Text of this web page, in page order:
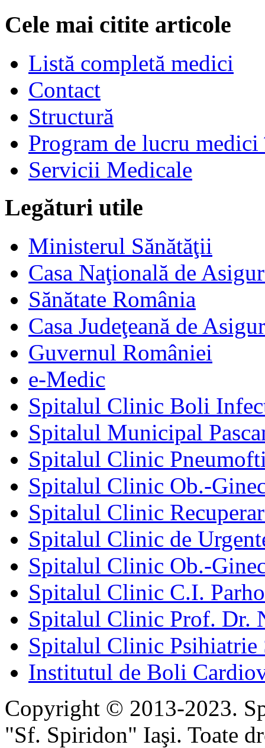
Cele mai citite articole
Listă completă medici
Contact
Structură
Program de lucru
Servicii Medicale
Legături utile
Ministerul Sănătăţii
Casa Naţională de
Sănătate România
Casa Judeţeană de
Guvernul României
e-Medic
Spitalul Clinic Boli
Spitalul Municipal
Spitalul Clinic
Spitalul Clinic Ob.-
Spitalul Clinic
Spitalul Clinic de
Spitalul Clinic Ob.-
Spitalul Clinic C.I.
Spitalul Clinic Prof. Dr.
Spitalul Clinic Psihiatrie
Institutul de Boli
Copyright © 2013-2023.
"Sf. Spiridon" Iaşi. Toate